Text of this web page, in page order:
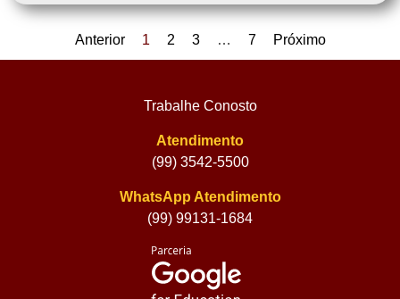
Anterior 1 2 3 … 7 Próximo
Trabalhe Conosto
Atendimento
(99) 3542-5500
WhatsApp Atendimento
(99) 99131-1684